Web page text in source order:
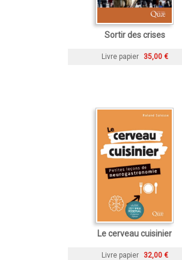
Sortir des crises
Livre papier 35,00 €
Le cerveau cuisinier
Livre papier 32,00 €